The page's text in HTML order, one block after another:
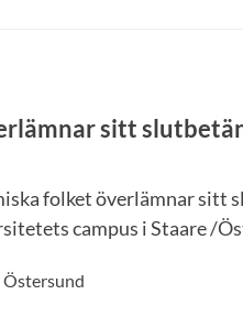
sitt
folket överlämnar sitt
campus i Staare /
Östersund